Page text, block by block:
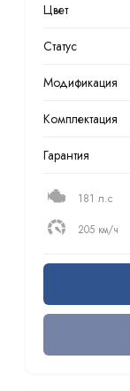
Цвет
Статус
Модификация
Комплектация
Гарантия
181 л.с
205 км/ч